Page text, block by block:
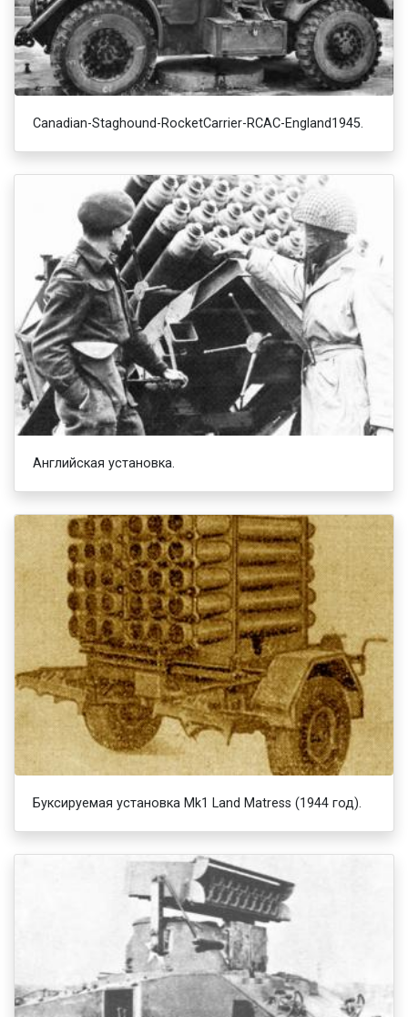
Canadian-Staghound-RocketCarrier-RCAC-England1945.
Английская установка.
Буксируемая установка Mk1 Land Matress (1944 год).